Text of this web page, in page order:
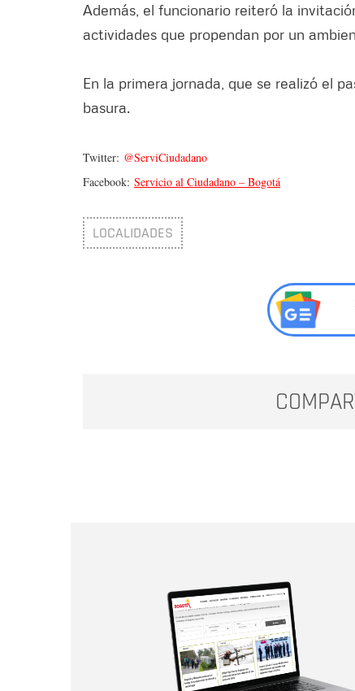
Además, el funcionario reiteró la
actividades que propendan por un
En la primera jornada, que se realizó el
basura.
Twitter: @ServiCiudadano
Facebook: Servicio al Ciudadano – Bogotá
LOCALIDADES